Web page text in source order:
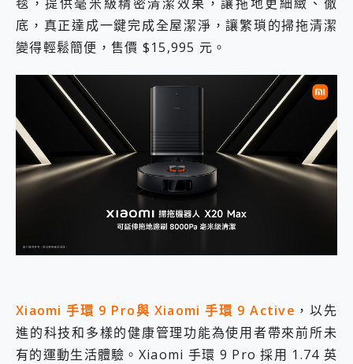
底，真正達成一鍵完成全屋潔淨，讓繁瑣的掃拖清潔
變得輕鬆簡便，售價 $15,995 元。
Xiaomi 手環 9 Pro與 Xiaomi 手環 9 Active ，以先
進的科技和多樣的健康管理功能為使用者帶來前所未
有的運動生活體驗。Xiaomi 手環 9 Pro 採用 1.74 英